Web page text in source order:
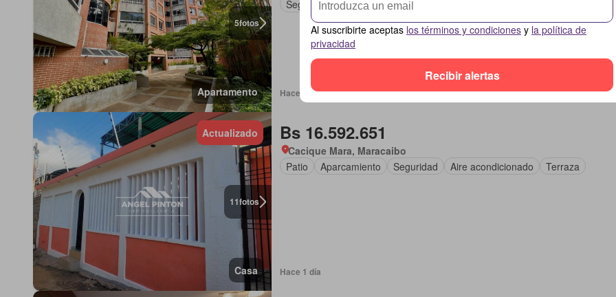
5fotos
Apartamento
Seguridad
Hace 1 día
11fotos
Actualizado
Casa
Bs 16.592.651
Cacique Mara, Maracaibo
Patio
Aparcamiento Seguridad Aire acondicionado Terraza
Hace 1 día
Al suscribirte aceptas los términos y condiciones y la política de
privacidad
Recibir alertas